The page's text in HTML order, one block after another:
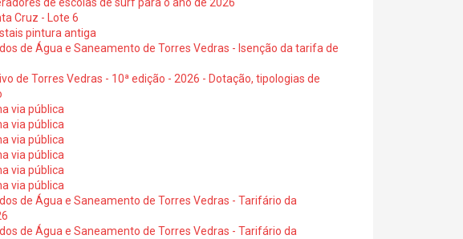
Cruz - Lote 6
pintura antiga
de Água e Saneamento de Torres Vedras - Isenção da tarifa de
de Torres Vedras - 10ª edição - 2026 - Dotação, tipologias de
via pública
via pública
via pública
via pública
via pública
via pública
de Água e Saneamento de Torres Vedras - Tarifário da
de Água e Saneamento de Torres Vedras - Tarifário da